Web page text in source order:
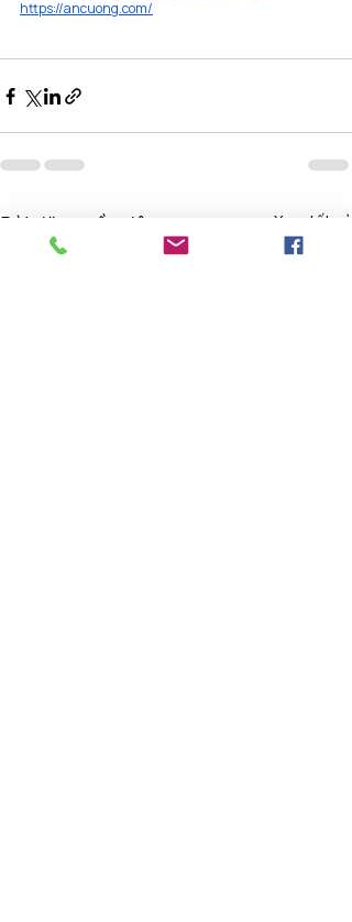
https://ancuong.com/
Bài đăng gần đây Xem tất cả